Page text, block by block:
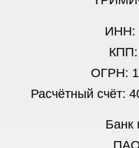
ИНН:
КПП:
ОГРН:
Расчётный счёт:
Банк